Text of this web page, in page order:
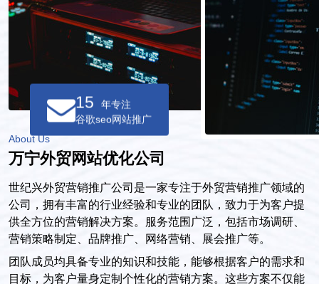
15
年专注
谷歌seo网站推广
About Us
万宁外贸网站优化公司
世纪兴外贸营销推广公司是一家专注于外贸营销推广领域的
公司，拥有丰富的行业经验和专业的团队，致力于为客户提
供全方位的营销解决方案。服务范围广泛，包括市场调研、
营销策略制定、品牌推广、网络营销、展会推广等。
团队成员均具备专业的知识和技能，能够根据客户的需求和
目标，为客户量身定制个性化的营销方案。这些方案不仅能